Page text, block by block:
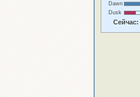
Dawn
Dusk
Сейчас: